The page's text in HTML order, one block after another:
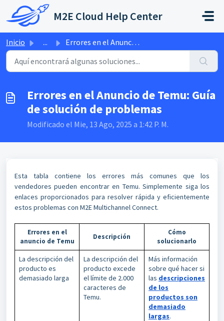
Saltar al contenido principal
M2E Cloud Help Center
Inicio ... Errores en el Anuncio de Temu: Guía de solución de problemas
Errores en el Anuncio de Temu: Guía
de solución de problemas
Modificado el Mie, 13 Ago, 2025 a 1:42 P. M.
Esta tabla contiene los errores más comunes que los
vendedores pueden encontrar en Temu. Simplemente siga los
enlaces proporcionados para resolver rápida y eficientemente
estos problemas con M2E Multichannel Connect.
Errores en el
anuncio de Temu
Descripción
Cómo
solucionarlo
La descripción del
producto es
demasiado larga
La descripción del
producto excede
el límite de 2.000
caracteres de
Temu.
Más información
sobre qué hacer si
las descripciones
de los
productos son
demasiado
largas.